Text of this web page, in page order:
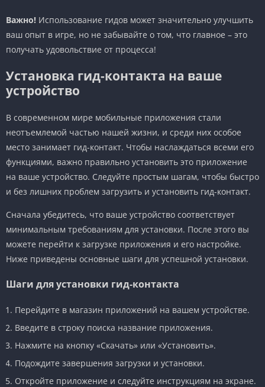
Важно! Использование гидов может значительно улучшить
ваш опыт в игре, но не забывайте о том, что главное – это
получать удовольствие от процесса!
Установка гид-контакта на ваше
устройство
В современном мире мобильные приложения стали
неотъемлемой частью нашей жизни, и среди них особое
место занимает гид-контакт. Чтобы наслаждаться всеми его
функциями, важно правильно установить это приложение
на ваше устройство. Следуйте простым шагам, чтобы быстро
и без лишних проблем загрузить и установить гид-контакт.
Сначала убедитесь, что ваше устройство соответствует
минимальным требованиям для установки. После этого вы
можете перейти к загрузке приложения и его настройке.
Ниже приведены основные шаги для успешной установки.
Шаги для установки гид-контакта
Перейдите в магазин приложений на вашем устройстве.
Введите в строку поиска название приложения.
Нажмите на кнопку «Скачать» или «Установить».
Подождите завершения загрузки и установки.
Откройте приложение и следуйте инструкциям на экране.